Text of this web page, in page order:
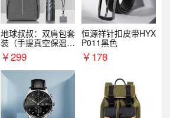
地球叔叔：双肩包套
装（手提真空保温杯
+手机挂绳）
￥299
恒源祥针扣皮带HYX
P011黑色
￥178